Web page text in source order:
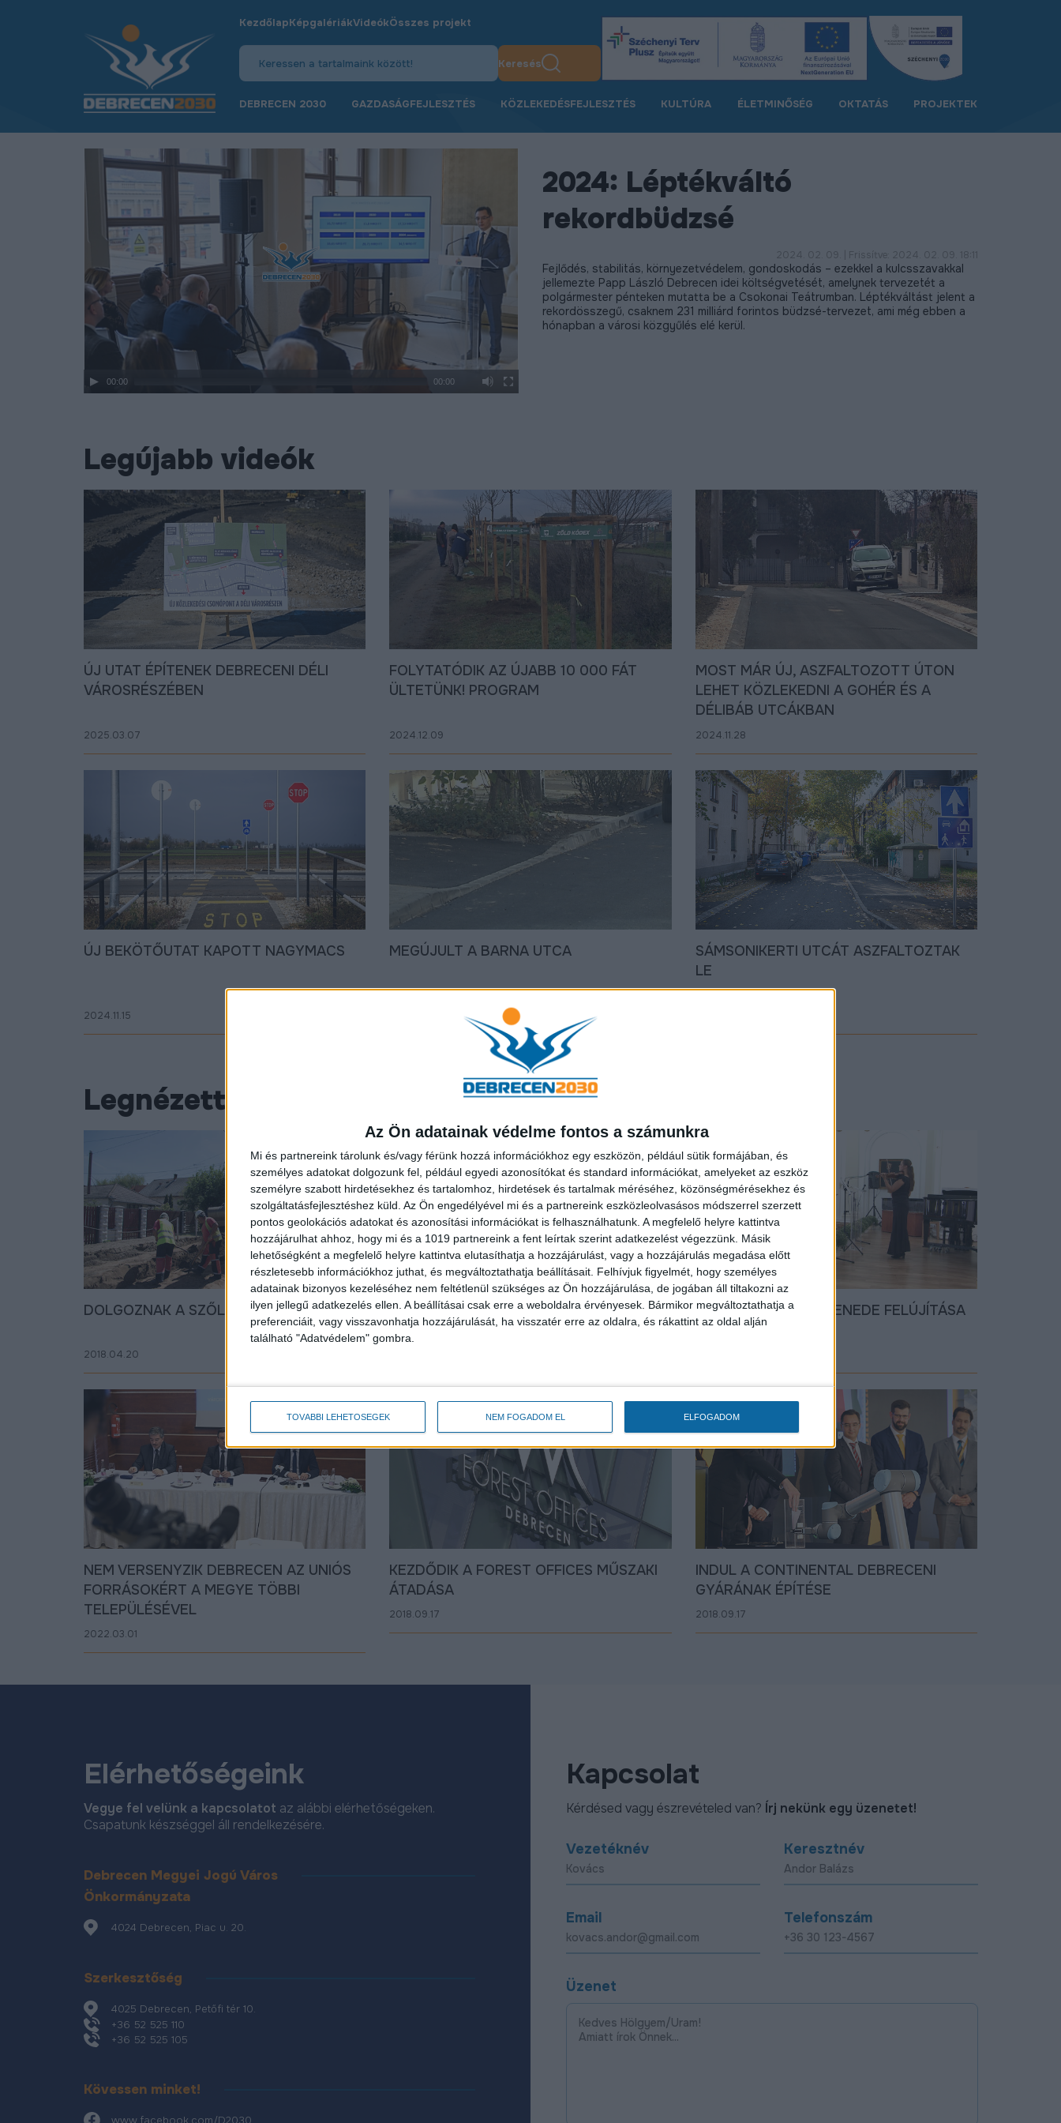
Az Ön adatainak védelme fontos a számunkra
Mi és partnereink tárolunk és/vagy férünk hozzá információkhoz egy eszközön, például sütik formájában, és
személyes adatokat dolgozunk fel, például egyedi azonosítókat és standard információkat, amelyeket az eszköz
személyre szabott hirdetésekhez és tartalomhoz, hirdetések és tartalmak méréséhez, közönségmérésekhez és
szolgáltatásfejlesztéshez küld. Az Ön engedélyével mi és a partnereink eszközleolvasásos módszerrel szerzett
pontos geolokációs adatokat és azonosítási információkat is felhasználhatunk. A megfelelő helyre kattintva
hozzájárulhat ahhoz, hogy mi és a 1019 partnereink a fent leírtak szerint adatkezelést végezzünk. Másik
lehetőségként a megfelelő helyre kattintva elutasíthatja a hozzájárulást, vagy a hozzájárulás megadása előtt
részletesebb információkhoz juthat, és megváltoztathatja beállításait. Felhívjuk figyelmét, hogy személyes
adatainak bizonyos kezeléséhez nem feltétlenül szükséges az Ön hozzájárulása, de jogában áll tiltakozni az
ilyen jellegű adatkezelés ellen. A beállításai csak erre a weboldalra érvényesek. Bármikor megváltoztathatja a
preferenciáit, vagy visszavonhatja hozzájárulását, ha visszatér erre az oldalra, és rákattint az oldal alján
található "Adatvédelem" gombra.
TOVÁBBI LEHETŐSÉGEK NEM FOGADOM EL ELFOGADOM
KezdőlapKépgalériákVideókÖsszes projekt
Keresés
DEBRECEN 2030 GAZDASÁGFEJLESZTÉS KÖZLEKEDÉSFEJLESZTÉS KULTÚRA ÉLETMINŐSÉG OKTATÁS PROJEKTEK
Video
Player
00:00 00:00
2024: Léptékváltó
rekordbüdzsé
2024. 02. 09. | Frissítve: 2024. 02. 09. 18:11
Fejlődés, stabilitás, környezetvédelem, gondoskodás – ezekkel a kulcsszavakkal
jellemezte Papp László Debrecen idei költségvetését, amelynek tervezetét a
polgármester pénteken mutatta be a Csokonai Teátrumban. Léptékváltást jelent a
rekordösszegű, csaknem 231 milliárd forintos büdzsé-tervezet, ami még ebben a
hónapban a városi közgyűlés elé kerül.
Legújabb videók
ÚJ UTAT ÉPÍTENEK DEBRECENI DÉLI
VÁROSRÉSZÉBEN
2025.03.07
FOLYTATÓDIK AZ ÚJABB 10 000 FÁT
ÜLTETÜNK! PROGRAM
2024.12.09
MOST MÁR ÚJ, ASZFALTOZOTT ÚTON
LEHET KÖZLEKEDNI A GOHÉR ÉS A
DÉLIBÁB UTCÁKBAN
2024.11.28
ÚJ BEKÖTŐUTAT KAPOTT NAGYMACS
2024.11.15
MEGÚJULT A BARNA UTCA
SÁMSONIKERTI UTCÁT ASZFALTOZTAK
LE
Legnézettebb videók
DOLGOZNAK A SZŐLŐSKERT UTCÁN
2018.04.20
BEFEJEZŐDÖTT A DEBRECENI PETŐFI
TÉR TELJES MEGÚJÍTÁSA
BEFEJEZŐDÖTT A ZENEDE FELÚJÍTÁSA
NEM VERSENYZIK DEBRECEN AZ UNIÓS
FORRÁSOKÉRT A MEGYE TÖBBI
TELEPÜLÉSÉVEL
2022.03.01
KEZDŐDIK A FOREST OFFICES MŰSZAKI
ÁTADÁSA
2018.09.17
INDUL A CONTINENTAL DEBRECENI
GYÁRÁNAK ÉPÍTÉSE
2018.09.17
Elérhetőségeink
Vegye fel velünk a kapcsolatot az alábbi elérhetőségeken.
Csapatunk készséggel áll rendelkezésére.
Debrecen Megyei Jogú Város
Önkormányzata
4024 Debrecen, Piac u. 20.
Szerkesztőség
4025 Debrecen, Petőfi tér 10.
+36 52 525 110
+36 52 525 105
Kövessen minket!
Kapcsolat
Kérdésed vagy észrevételed van? Írj nekünk egy üzenetet!
Vezetéknév Keresztnév
Email Telefonszám
Üzenet